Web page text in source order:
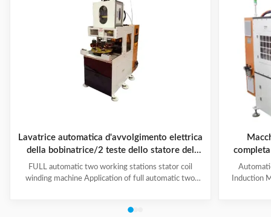
Lavatrice automatica d'avvolgimento elettrica
della bobinatrice/2 teste dello statore del
motore
FULL automatic two working stations stator coil
winding machine Application of full automatic two
poles, 4 poles and 6poles coils winding. 1. Main
poli con
e
Induction